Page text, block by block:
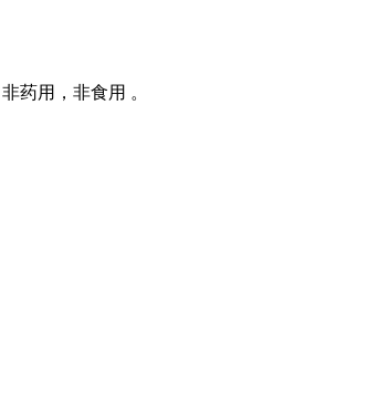
药用，非食用 。